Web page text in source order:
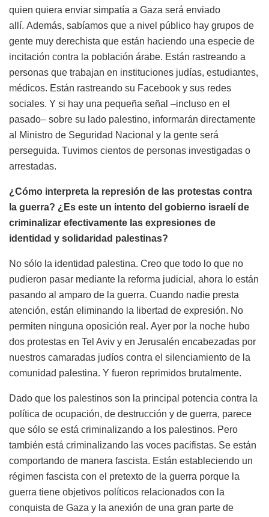
quien quiera enviar simpatía a Gaza será enviado
allí. Además, sabíamos que a nivel público hay grupos de
gente muy derechista que están haciendo una especie de
incitación contra la población árabe. Están rastreando a
personas que trabajan en instituciones judías, estudiantes,
médicos. Están rastreando su Facebook y sus redes
sociales. Y si hay una pequeña señal –incluso en el
pasado– sobre su lado palestino, informarán directamente
al Ministro de Seguridad Nacional y la gente será
perseguida. Tuvimos cientos de personas investigadas o
arrestadas.
¿Cómo interpreta la represión de las protestas contra
la guerra? ¿Es este un intento del gobierno israelí de
criminalizar efectivamente las expresiones de
identidad y solidaridad palestinas?
No sólo la identidad palestina. Creo que todo lo que no
pudieron pasar mediante la reforma judicial, ahora lo están
pasando al amparo de la guerra. Cuando nadie presta
atención, están eliminando la libertad de expresión. No
permiten ninguna oposición real. Ayer por la noche hubo
dos protestas en Tel Aviv y en Jerusalén encabezadas por
nuestros camaradas judíos contra el silenciamiento de la
comunidad palestina. Y fueron reprimidos brutalmente.
Dado que los palestinos son la principal potencia contra la
política de ocupación, de destrucción y de guerra, parece
que sólo se está criminalizando a los palestinos. Pero
también está criminalizando las voces pacifistas. Se están
comportando de manera fascista. Están estableciendo un
régimen fascista con el pretexto de la guerra porque la
guerra tiene objetivos políticos relacionados con la
conquista de Gaza y la anexión de una gran parte de